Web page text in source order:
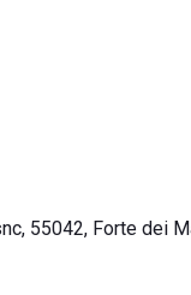
55042, Forte dei